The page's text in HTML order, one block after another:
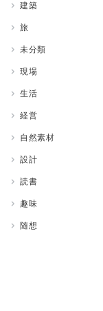
建築
旅
未分類
現場
生活
経営
自然素材
設計
読書
趣味
随想